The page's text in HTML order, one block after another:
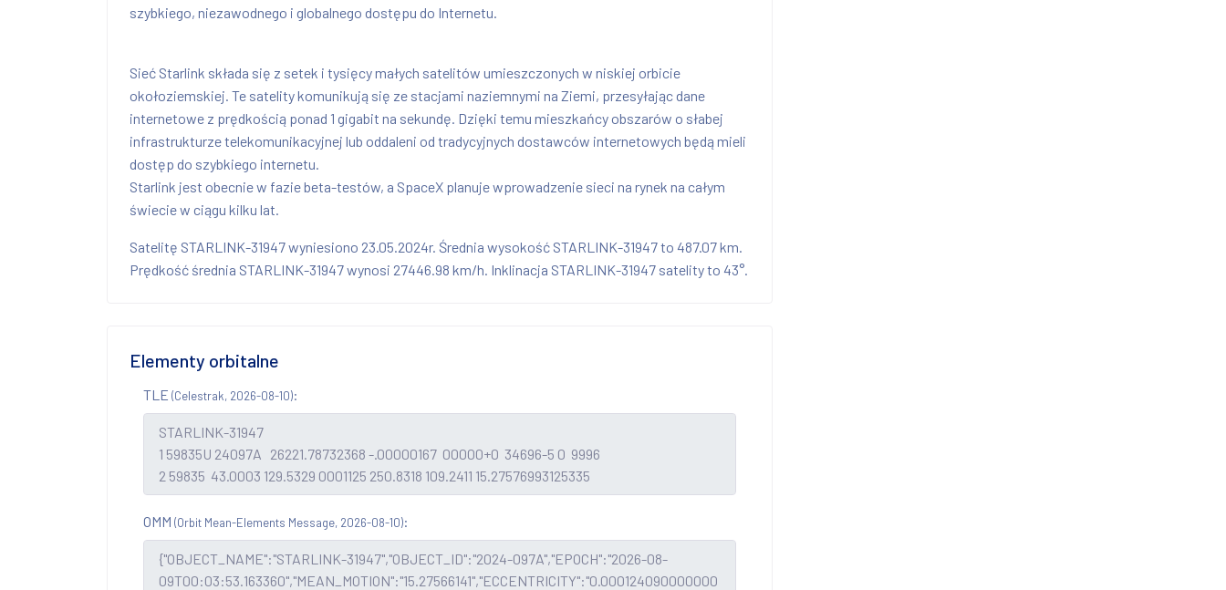
szybkiego, niezawodnego i globalnego dostępu do Internetu.
Sieć Starlink składa się z setek i tysięcy małych satelitów umieszczonych w niskiej orbicie
okołoziemskiej. Te satelity komunikują się ze stacjami naziemnymi na Ziemi, przesyłając dane
internetowe z prędkością ponad 1 gigabit na sekundę. Dzięki temu mieszkańcy obszarów o słabej
infrastrukturze telekomunikacyjnej lub oddaleni od tradycyjnych dostawców internetowych będą mieli
dostęp do szybkiego internetu.
Starlink jest obecnie w fazie beta-testów, a SpaceX planuje wprowadzenie sieci na rynek na całym
świecie w ciągu kilku lat.
Satelitę STARLINK-31947 wyniesiono 23.05.2024r. Średnia wysokość STARLINK-31947 to 487.07 km.
Prędkość średnia STARLINK-31947 wynosi 27446.98 km/h. Inklinacja STARLINK-31947 satelity to 43°.
Elementy orbitalne
TLE (Celestrak, 2026-08-10):
OMM (Orbit Mean-Elements Message, 2026-08-10):